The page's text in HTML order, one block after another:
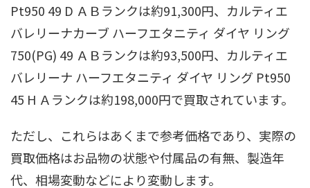
Pt950 49 D ＡＢランクは約91,300円、カルティエ
バレリーナカーブ ハーフエタニティ ダイヤ リング
750(PG) 49 ＡＢランクは約93,500円、カルティエ
バレリーナ ハーフエタニティ ダイヤ リング Pt950
45 H Ａランクは約198,000円で買取されています。
ただし、これらはあくまで参考価格であり、実際の
買取価格はお品物の状態や付属品の有無、製造年
代、相場変動などにより変動します。